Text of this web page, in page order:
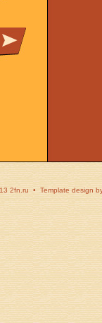
2fn.ru • Template design